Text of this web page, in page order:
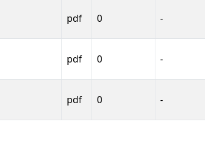
pdf 0 -
pdf 0 -
pdf 0 -